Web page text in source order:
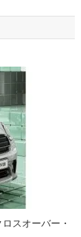
スオーバー・